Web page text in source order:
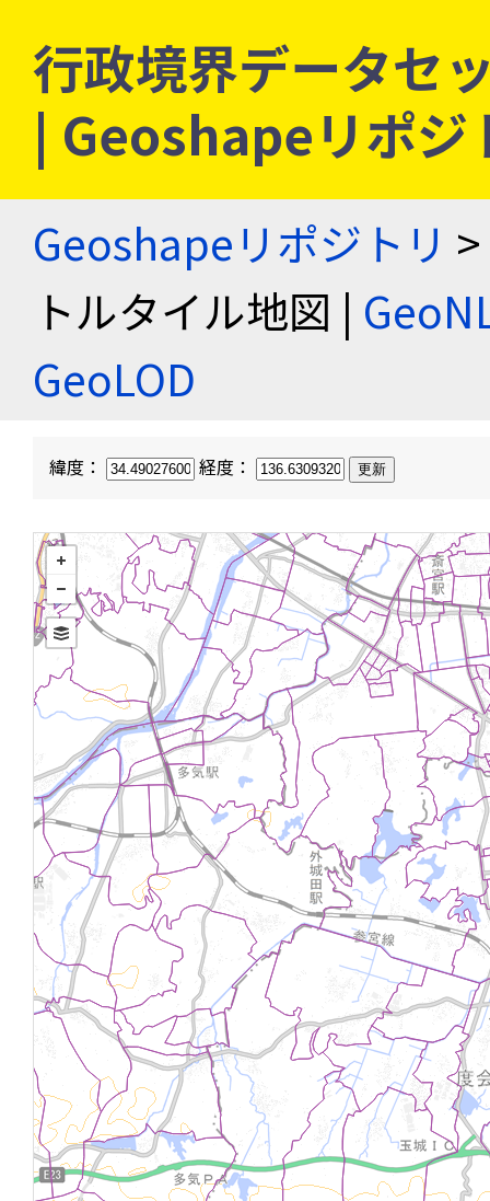
行政境界データセ
| Geoshapeリポジ
Geoshapeリポジトリ
トルタイル地図 |
GeoLOD
緯度： 経度：